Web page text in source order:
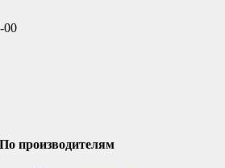
00
По производителям